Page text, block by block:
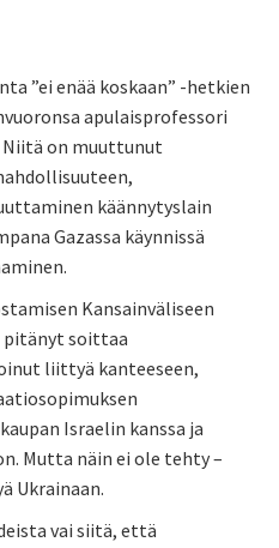
”ei enää koskaan” -hetkien
apulaisprofessori
Niitä on muuttunut
käännytyslain
Gazassa käynnissä
Kansainväliseen
pitänyt soittaa
liittyä kanteeseen,
Israelin kanssa ja
Mutta näin ei ole tehty –
Ukrainaan.
vai siitä, että